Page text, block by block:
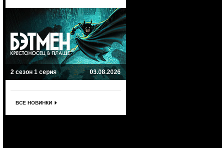
2 сезон 1 серия 03.08.2026
ВСЕ НОВИНКИ